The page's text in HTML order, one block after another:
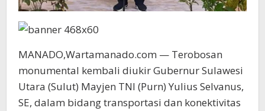
MANADO,Wartamanado.com — Terobosan
monumental kembali diukir Gubernur Sulawesi
Utara (Sulut) Mayjen TNI (Purn) Yulius Selvanus,
SE, dalam bidang transportasi dan konektivitas